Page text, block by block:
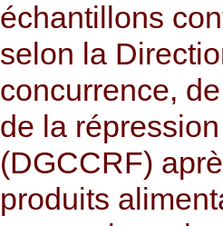
échantillons
selon la
concurrence,
de la
(DGCCRF)
produits